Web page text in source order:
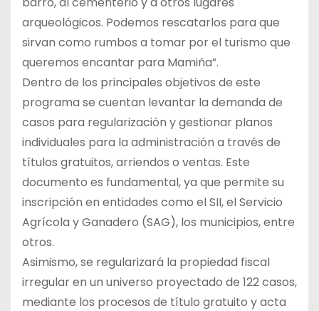
arqueológicos. Podemos rescatarlos para que
sirvan como rumbos a tomar por el turismo que
queremos encantar para Mamiña”.
Dentro de los principales objetivos de este
programa se cuentan levantar la demanda de
casos para regularización y gestionar planos
individuales para la administración a través de
títulos gratuitos, arriendos o ventas. Este
documento es fundamental, ya que permite su
inscripción en entidades como el SII, el Servicio
Agrícola y Ganadero (SAG), los municipios, entre
otros.
Asimismo, se regularizará la propiedad fiscal
irregular en un universo proyectado de 122 casos,
mediante los procesos de título gratuito y acta